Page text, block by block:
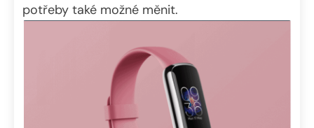
potřeby také možné měnit.